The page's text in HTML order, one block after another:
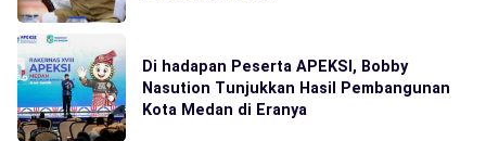
Di hadapan Peserta APEKSI, Bobby
Nasution Tunjukkan Hasil Pembangunan
Kota Medan di Eranya